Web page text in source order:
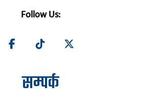
Follow Us:
सम्पर्क